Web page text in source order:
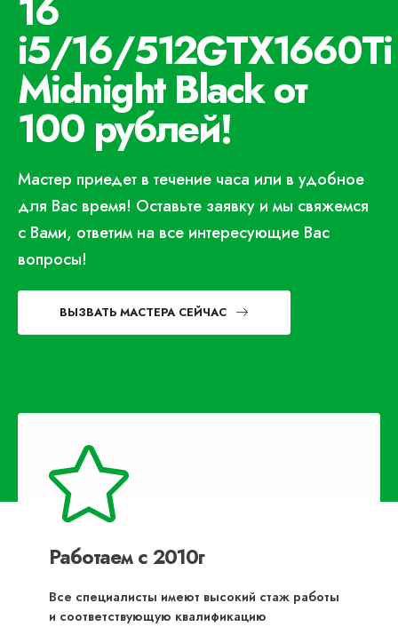
16
i5/16/512GTX1660Ti
Midnight Black от
100 рублей!
Мастер приедет в течение часа или в удобное
для Вас время! Оставьте заявку и мы свяжемся
с Вами, ответим на все интересующие Вас
вопросы!
ВЫЗВАТЬ МАСТЕРА СЕЙЧАС
Работаем с 2010г
Все специалисты имеют высокий стаж работы
и соответствующую квалификацию